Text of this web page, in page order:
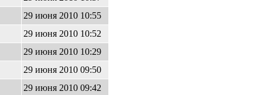
29 июня 2010 10:55
29 июня 2010 10:52
29 июня 2010 10:29
29 июня 2010 09:50
29 июня 2010 09:42